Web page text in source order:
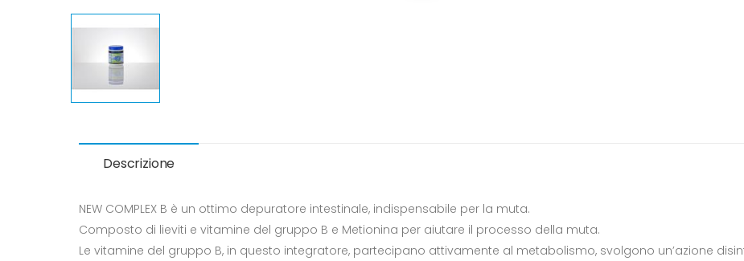
Descrizione
NEW COMPLEX B è un ottimo depuratore intestinale, indispensabile per la muta.
Composto di lieviti e vitamine del gruppo B e Metionina per aiutare il processo della muta.
Le vitamine del gruppo B, in questo integratore, partecipano attivamente al metabolismo, svolgono un’azione